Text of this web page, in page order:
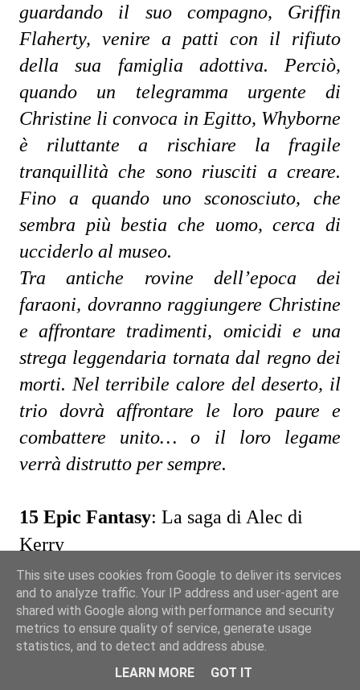
guardando il suo compagno, Griffin
Flaherty, venire a patti con il rifiuto
della sua famiglia adottiva. Perciò,
quando un telegramma urgente di
Christine li convoca in Egitto, Whyborne
è riluttante a rischiare la fragile
tranquillità che sono riusciti a creare.
Fino a quando uno sconosciuto, che
sembra più bestia che uomo, cerca di
ucciderlo al museo.
Tra antiche rovine dell’epoca dei
faraoni, dovranno raggiungere Christine
e affrontare tradimenti, omicidi e una
strega leggendaria tornata dal regno dei
morti. Nel terribile calore del deserto, il
trio dovrà affrontare le loro paure e
combattere unito… o il loro legame
verrà distrutto per sempre.
15 Epic Fantasy: La saga di Alec di
Kerry
Seregil di Rhiminee e Alec di Kerry sono
molto di più che una coppia di amici o di
colleghi. Ladri, agenti segreti, un po’
esperti di magia, sono due dei più abili e
inventivi avventurieri del loro tempo. Da
This site uses cookies from Google to deliver its services
and to analyze traffic. Your IP address and user-agent are
shared with Google along with performance and security
metrics to ensure quality of service, generate usage
statistics, and to detect and address abuse.
LEARN MORE
GOT IT